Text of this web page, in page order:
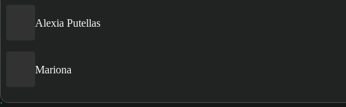
Alexia Putellas
Mariona